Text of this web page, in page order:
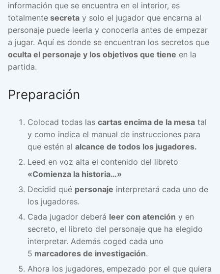
información que se encuentra en el interior, es
totalmente secreta y solo el jugador que encarna al
personaje puede leerla y conocerla antes de empezar
a jugar. Aquí es donde se encuentran los secretos que
oculta el personaje y los objetivos que tiene en la
partida.
Preparación
Colocad todas las cartas encima de la mesa tal
y como indica el manual de instrucciones para
que estén al alcance de todos los jugadores.
Leed en voz alta el contenido del libreto
«Comienza la historia…»
Decidid qué personaje interpretará cada uno de
los jugadores.
Cada jugador deberá leer con atención y en
secreto, el libreto del personaje que ha elegido
interpretar. Además coged cada uno
5 marcadores de investigación.
Ahora los jugadores, empezado por el que quiera